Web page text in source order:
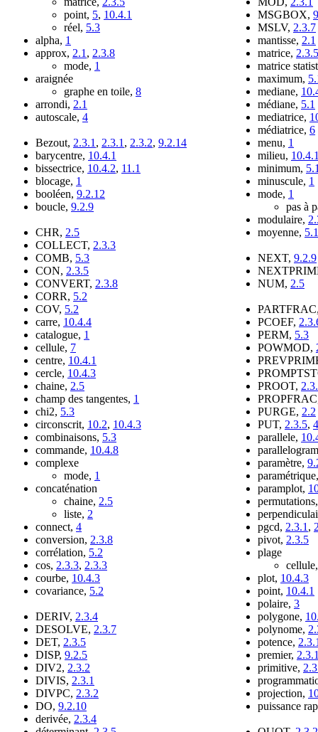
point, 5, 10.4.1
réel, 5.3
alpha, 1
approx, 2.1 , 2.3.8
mode, 1
araignée
graphe en toile, 8
arrondi, 2.1
autoscale, 4
Bezout, 2.3.1 , 2.3.1 , 2.3.2, 9.2.14
barycentre, 10.4.1
bissectrice, 10.4.2, 11.1
blocage, 1
booléen, 9.2.12
boucle, 9.2.9
CHR, 2.5
COLLECT, 2.3.3
COMB, 5.3
CON, 2.3.5
CONVERT, 2.3.8
CORR, 5.2
COV, 5.2
carre, 10.4.4
catalogue, 1
cellule, 7
centre, 10.4.1
cercle, 10.4.3
chaine, 2.5
champ des tangentes, 1
chi2, 5.3
circonscrit, 10.2, 10.4.3
combinaisons, 5.3
commande, 10.4.8
complexe
mode, 1
concaténation
chaine, 2.5
liste, 2
connect, 4
conversion, 2.3.8
corrélation, 5.2
cos, 2.3.3, 2.3.3
courbe, 10.4.3
covariance, 5.2
DERIV, 2.3.4
DESOLVE, 2.3.7
DET, 2.3.5
DISP, 9.2.5
DIV2, 2.3.2
DIVIS, 2.3.1
DIVPC, 2.3.2
DO, 9.2.10
derivée, 2.3.4
MSGBOX,
MSLV, 2.3.7
mantisse, 2.1
matrice, 2.3.5
matrice
maximum,
mediane,
médiane, 5.1
mediatrice,
médiatrice, 6
menu, 1
milieu,
minimum,
minuscule, 1
mode, 1
pas à
modulaire,
moyenne, 5.1
NEXT, 9.2.9
NUM, 2.5
PCOEF,
PERM, 5.3
POWMOD,
PROOT,
PURGE, 2.2
PUT, 2.3.5, 4
parallele,
paramètre,
paramplot,
pgcd, 2.3.1 ,
pivot, 2.3.5
plage
plot, 10.4.3
point, 10.4.1
polaire, 3
polygone,
polynome,
potence,
premier,
primitive,
projection,
puissance